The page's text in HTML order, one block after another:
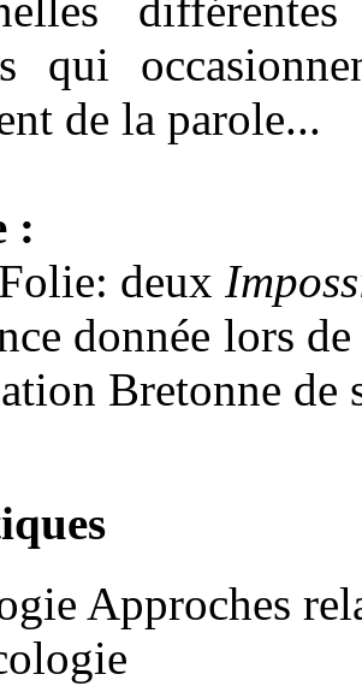
qui
de la parole...
:
deux
donnée lors
Bretonne de
Approches